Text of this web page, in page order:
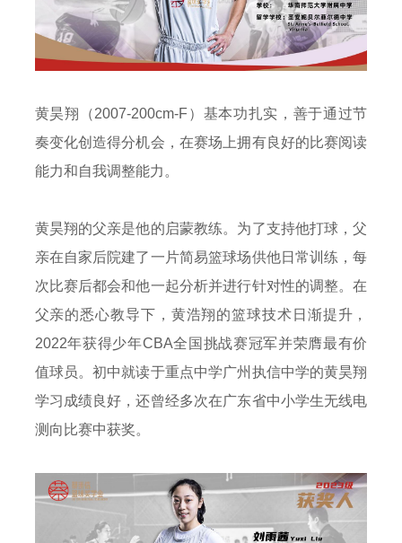
黄昊翔（2007-200cm-F）基本功扎实，善于通过节
奏变化创造得分机会，在赛场上拥有良好的比赛阅读
能力和自我调整能力。
黄昊翔的父亲是他的启蒙教练。为了支持他打球，父
亲在自家后院建了一片简易篮球场供他日常训练，每
次比赛后都会和他一起分析并进行针对性的调整。在
父亲的悉心教导下，黄浩翔的篮球技术日渐提升，
2022年获得少年CBA全国挑战赛冠军并荣膺最有价
值球员。初中就读于重点中学广州执信中学的黄昊翔
学习成绩良好，还曾经多次在广东省中小学生无线电
测向比赛中获奖。